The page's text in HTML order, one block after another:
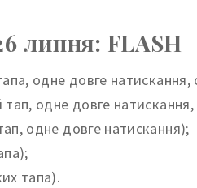
липня: FLASH
одне довге
тап, одне довге
одне довге натискання);
тапа).